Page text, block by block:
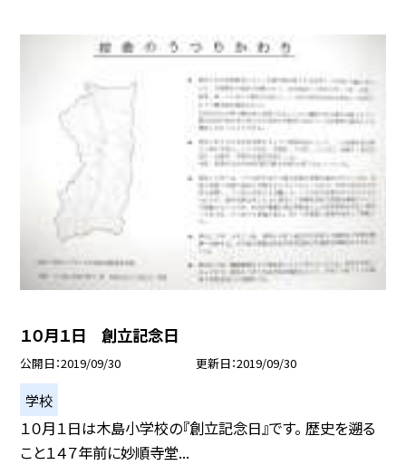
１０月１日 創立記念日
公開日 2019/09/30 更新日 2019/09/30
学校
１０月１日は木島小学校の『創立記念日』です。 歴史を遡る
こと１４７年前に妙順寺堂...